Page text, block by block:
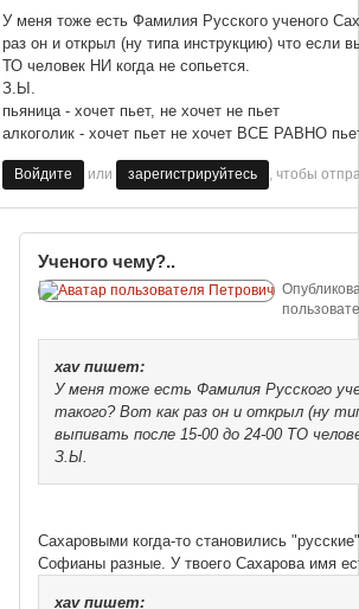
У меня тоже есть Фамилия Русского ученого
раз он и открыл (ну типа инструкцию) что если
ТО человек НИ когда не сопьется.
З.Ы.
пьяница - хочет пьет, не хочет не пьет
алкоголик - хочет пьет не хочет ВСЕ РАВНО
Войдите или зарегистрируйтесь , чтобы
Ученого чему?..
xavпишет:
У меня тоже есть Фамилия Русского
такого? Вот как раз он и открыл (ну
выпивать после 15-00 до 24-00 ТО
З.Ы.
Сахаровыми когда-то становились
Софианы разные. У твоего Сахарова имя
xavпишет: